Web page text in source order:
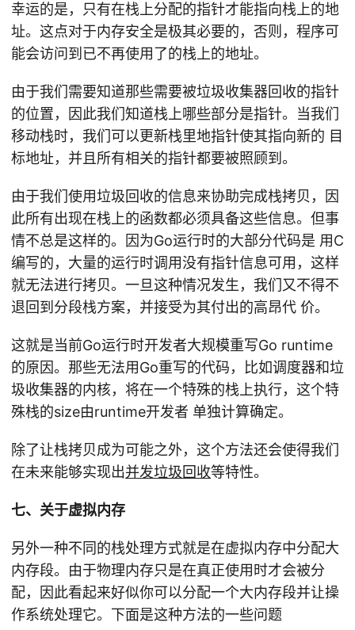
幸运的是，只有在栈上分配的指针才能指向栈上的地
址。这点对于内存安全是极其必要的，否则，程序可
能会访问到已不再使用了的栈上的地址。
由于我们需要知道那些需要被垃圾收集器回收的指针
的位置，因此我们知道栈上哪些部分是指针。当我们
移动栈时，我们可以更新栈里地指针使其指向新的 目
标地址，并且所有相关的指针都要被照顾到。
由于我们使用垃圾回收的信息来协助完成栈拷贝，因
此所有出现在栈上的函数都必须具备这些信息。但事
情不总是这样的。因为Go运行时的大部分代码是 用C
编写的，大量的运行时调用没有指针信息可用，这样
就无法进行拷贝。一旦这种情况发生，我们又不得不
退回到分段栈方案，并接受为其付出的高昂代 价。
这就是当前Go运行时开发者大规模重写Go runtime
的原因。那些无法用Go重写的代码，比如调度器和垃
圾收集器的内核，将在一个特殊的栈上执行，这个特
殊栈的size由runtime开发者 单独计算确定。
除了让栈拷贝成为可能之外，这个方法还会使得我们
在未来能够实现出并发垃圾回收等特性。
七、关于虚拟内存
另外一种不同的栈处理方式就是在虚拟内存中分配大
内存段。由于物理内存只是在真正使用时才会被分
配，因此看起来好似你可以分配一个大内存段并让操
作系统处理它。下面是这种方法的一些问题